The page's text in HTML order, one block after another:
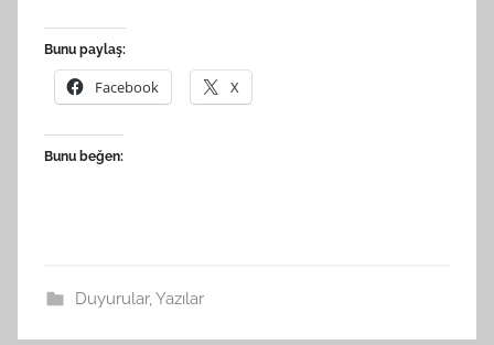
Bunu paylaş:
Facebook X
Bunu beğen:
Duyurular,Yazılar